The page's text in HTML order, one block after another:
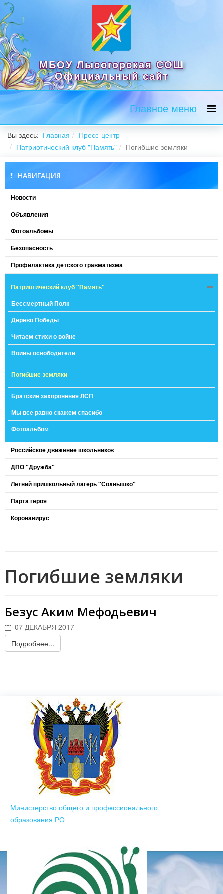
МБОУ Лысогорская СОШ
Официальный сайт
Главное меню
Вы здесь: Главная
Пресс-центр
Патриотический клуб "Память"
Погибшие земляки
НАВИГАЦИЯ
Новости
Объявления
Фотоальбомы
Безопасность
Профилактика детского травматизма
Патриотический клуб "Память"
Бессмертный Полк
Дерево Победы
Читаем стихи о войне
Воины освободители
Погибшие земляки
Братские захоронения ЛСП
Мы все равно скажем спасибо
Фотоальбом
Российское движение школьников
ДПО "Дружба"
Летний пришкольный лагерь "Солнышко"
Парта героя
Коронавирус
Погибшие земляки
Безус Аким Мефодьевич
07 ДЕКАБРЯ 2017
Подробнее...
Министерство общего и профессионального
образования РО